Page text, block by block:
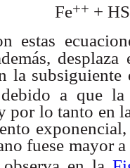
Fe++ + HS
estas
la
a que la
por lo tanto en
fuese mayor